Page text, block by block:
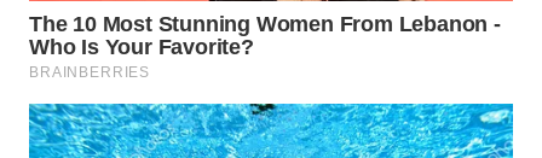
WN
CIREBON
WN
INDRAMAYU